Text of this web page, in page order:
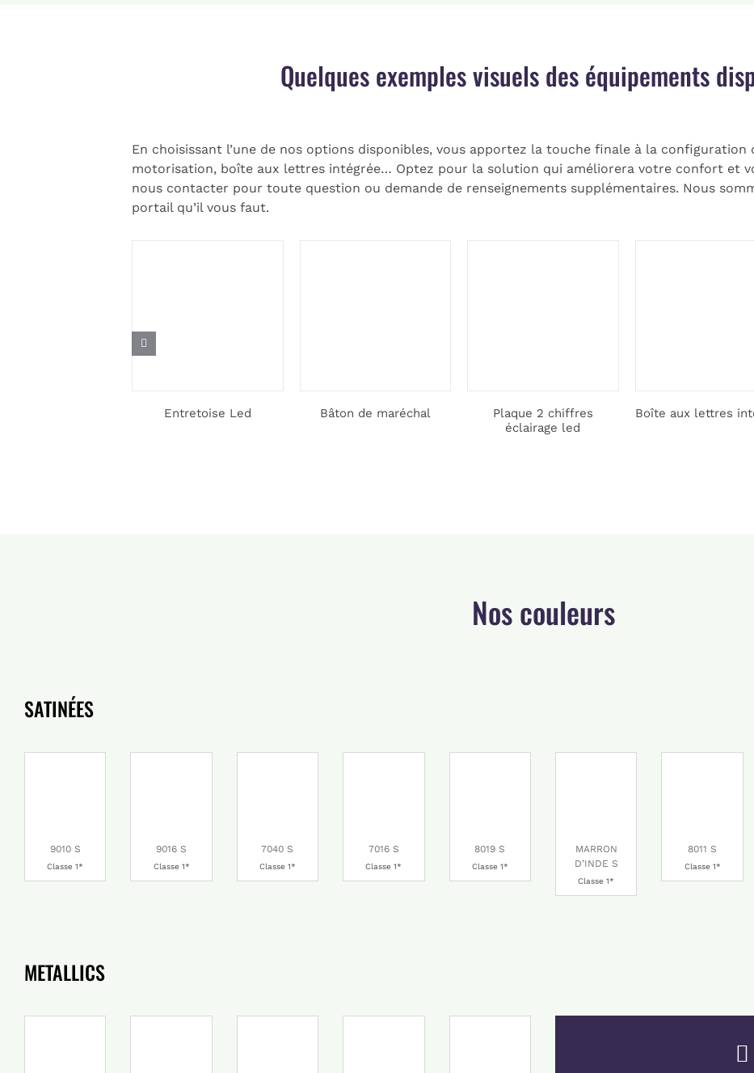
Quelques exemples visuels des équipements
En choisissant l’une de nos options disponibles, vous apportez la touche finale à la
motorisation, boîte aux lettres intégrée… Optez pour la solution qui améliorera votre confort et
nous contacter pour toute question ou demande de renseignements supplémentaires. Nous
portail qu’il vous faut.
Entretoise Led Bâton de maréchal
Plaque 2 chiffres
éclairage led
Boîte aux lettres
Nos couleurs
SATINÉES
9010 S
Classe 1*
9016 S
Classe 1*
7040 S
Classe 1*
7016 S
Classe 1*
8019 S
Classe 1*
MARRON
D’INDE S
Classe 1*
8011 S
Classe 1*
METALLICS